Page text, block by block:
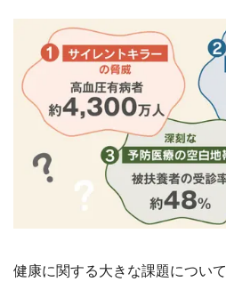
健康に関する大きな課題について